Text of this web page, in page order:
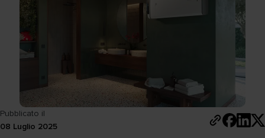
Pubblicato il
08 Luglio 2025